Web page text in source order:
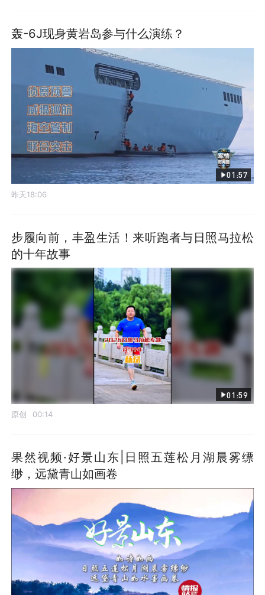
轰-6J现身黄岩岛参与什么演练？
01:57
昨天18:06
步履向前，丰盈生活！来听跑者与日照马拉松
的十年故事
01:59
原创 00:14
果然视频·好景山东|日照五莲松月湖晨雾缥
缈，远黛青山如画卷